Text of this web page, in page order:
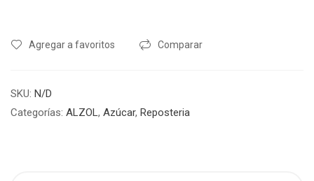
Agregar a favoritos Comparar
SKU: N/D
Categorías: ALZOL , Azúcar, Reposteria